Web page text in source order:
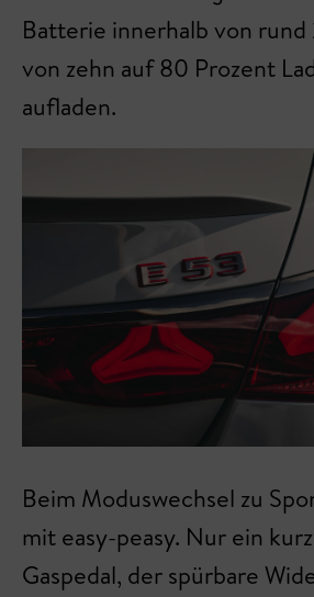
Batterie innerhalb von
von zehn auf 80 Prozent
aufladen.
Beim Moduswechsel zu
mit easy-peasy. Nur ein
Gaspedal, der spürbare